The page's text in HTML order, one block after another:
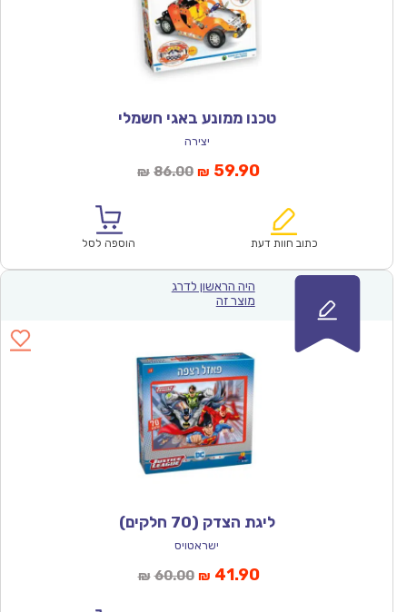
טכנו ממונע באגי חשמלי
יצירה
₪ 86.00המחיר
₪86.00.
₪ 59.90המחיר
הוא:
כתוב חוות דעת הוספה לסל
היה הראשון לדרג
מוצר זה
ליגת הצדק (70 חלקים)
ישראטויס
₪ 60.00המחיר
₪ 41.90המחיר